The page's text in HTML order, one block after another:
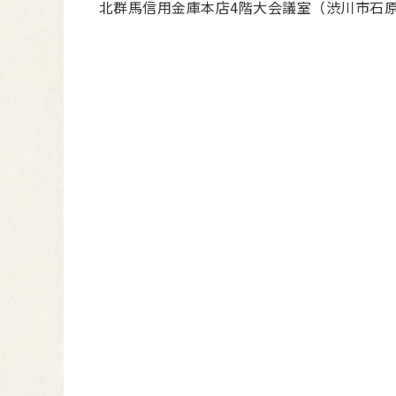
北群馬信用金庫本店4階大会議室（渋川市石